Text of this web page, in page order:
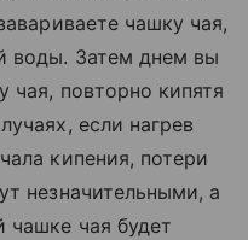
чашку чая,
воды. Затем днем вы
чая, повторно кипятя
если нагрев
кипения, потери
незначительными, а
чая будет